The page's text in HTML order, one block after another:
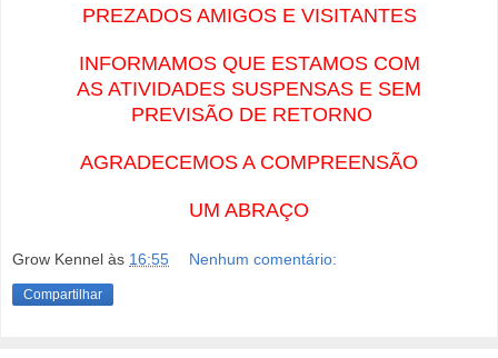
PREZADOS AMIGOS E VISITANTES
INFORMAMOS QUE ESTAMOS COM
AS ATIVIDADES SUSPENSAS E SEM
PREVISÃO DE RETORNO
AGRADECEMOS A COMPREENSÃO
UM ABRAÇO
Grow Kennel às 16:55 Nenhum comentário:
Compartilhar